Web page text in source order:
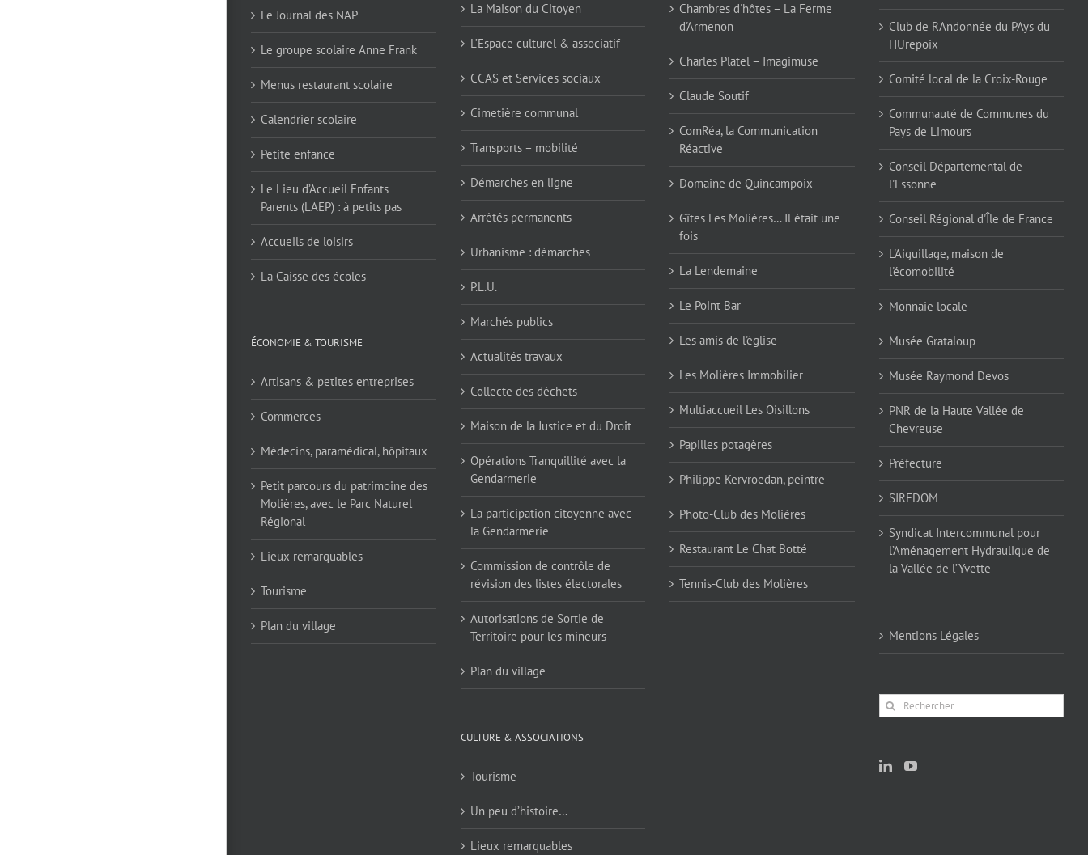
Le Journal des NAP
Le groupe scolaire Anne Frank
Menus restaurant scolaire
Calendrier scolaire
Petite enfance
Le Lieu d’Accueil Enfants
Parents (LAEP) : à petits pas
Accueils de loisirs
La Caisse des écoles
ÉCONOMIE & TOURISME
Artisans & petites entreprises
Commerces
Médecins, paramédical, hôpitaux
Petit parcours du patrimoine des
Molières, avec le Parc Naturel
Régional
Lieux remarquables
Tourisme
Plan du village
La Maison du Citoyen
L’Espace culturel & associatif
CCAS et Services sociaux
Cimetière communal
Transports – mobilité
Démarches en ligne
Arrêtés permanents
Urbanisme : démarches
P.L.U.
Marchés publics
Actualités travaux
Collecte des déchets
Maison de la Justice et du Droit
Opérations Tranquillité avec la
Gendarmerie
La participation citoyenne avec
la Gendarmerie
Commission de contrôle de
révision des listes électorales
Autorisations de Sortie de
Territoire pour les mineurs
Plan du village
CULTURE & ASSOCIATIONS
Tourisme
Un peu d’histoire…
Lieux remarquables
Chambres d'hôtes – La Ferme
d'Armenon
Charles Platel – Imagimuse
Claude Soutif
ComRéa, la Communication
Réactive
Domaine de Quincampoix
Gîtes Les Molières… Il était une
fois
La Lendemaine
Le Point Bar
Les amis de l'église
Les Molières Immobilier
Multiaccueil Les Oisillons
Papilles potagères
Philippe Kervroëdan, peintre
Photo-Club des Molières
Restaurant Le Chat Botté
Tennis-Club des Molières
Club de RAndonnée du PAys du
HUrepoix
Comité local de la Croix-Rouge
Communauté de Communes du
Pays de Limours
Conseil Départemental de
l'Essonne
Conseil Régional d'Île de France
L'Aiguillage, maison de
l'écomobilité
Monnaie locale
Musée Grataloup
Musée Raymond Devos
PNR de la Haute Vallée de
Chevreuse
Préfecture
SIREDOM
Syndicat Intercommunal pour
l’Aménagement Hydraulique de
la Vallée de l’Yvette
Mentions Légales
Rechercher: